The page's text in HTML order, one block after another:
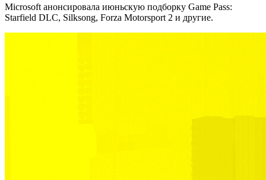
Microsoft анонсировала июньскую подборку Game Pass:
Starfield DLC, Silksong, Forza Motorsport 2 и другие.